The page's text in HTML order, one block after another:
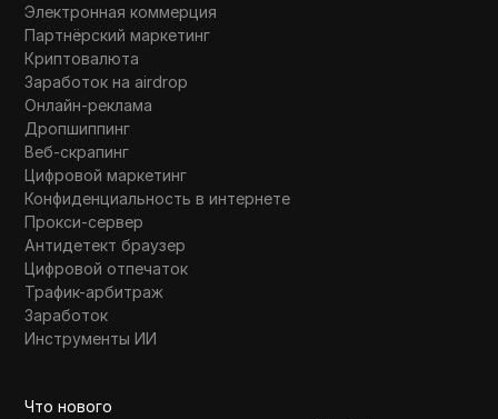
Электронная коммерция
Партнёрский маркетинг
Криптовалюта
Заработок на airdrop
Онлайн-реклама
Дропшиппинг
Веб-скрапинг
Цифровой маркетинг
Конфиденциальность в интернете
Прокси-сервер
Антидетект браузер
Цифровой отпечаток
Трафик-арбитраж
Заработок
Инструменты ИИ
Что нового